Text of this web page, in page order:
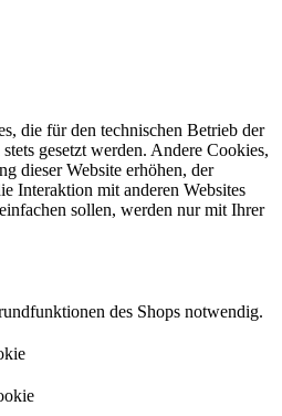
die für den technischen Betrieb der
gesetzt werden. Andere Cookies,
dieser Website erhöhen, der
Interaktion mit anderen Websites
sollen, werden nur mit Ihrer
des Shops notwendig.